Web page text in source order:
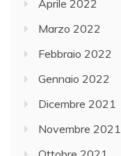
Aprile 2022
Marzo 2022
Febbraio 2022
Gennaio 2022
Dicembre 2021
Novembre 2021